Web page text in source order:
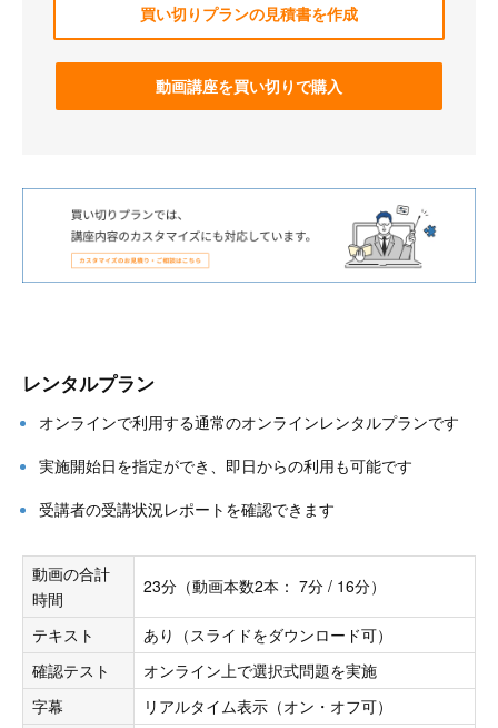
買い切りプランの見積書を作成
動画講座を買い切りで購入
レンタルプラン
オンラインで利用する通常のオンラインレンタルプランです
実施開始日を指定ができ、即日からの利用も可能です
受講者の受講状況レポートを確認できます
動画の合計
時間
23分（動画本数2本： 7分 / 16分）
テキスト
あり（スライドをダウンロード可）
確認テスト
オンライン上で選択式問題を実施
字幕
リアルタイム表示（オン・オフ可）